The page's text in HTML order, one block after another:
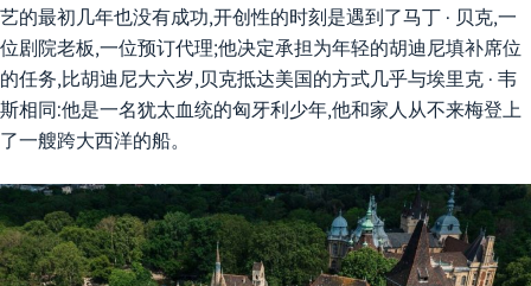
艺的最初几年也没有成功,开创性的时刻是遇到了马丁 · 贝克,一
位剧院老板,一位预订代理;他决定承担为年轻的胡迪尼填补席位
的任务,比胡迪尼大六岁,贝克抵达美国的方式几乎与埃里克 · 韦
斯相同:他是一名犹太血统的匈牙利少年,他和家人从不来梅登上
了一艘跨大西洋的船。